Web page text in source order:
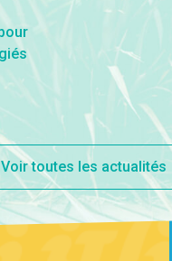
Voir toutes les actualités